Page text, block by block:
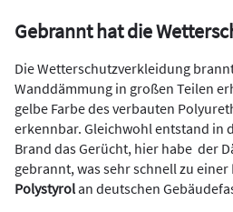
Gebrannt hat die
Die Wetterschutzverkleidung
Wanddämmung in großen Teilen
gelbe Farbe des verbauten
erkennbar. Gleichwohl entstand in
Brand das Gerücht, hier habe der
gebrannt, was sehr schnell zu einer
Polystyrolan deutschen